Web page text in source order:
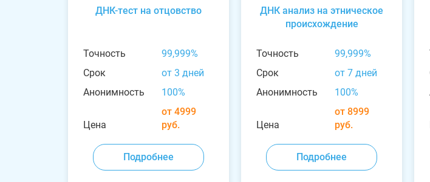
ДНК-тест на отцовство
Точность
99,999%
Срок
от 3 дней
Анонимность
100%
Цена
от 4999
руб.
Подробнее
ДНК анализ на этническое
происхождение
Точность
99,999%
Срок
от 7 дней
Анонимность
100%
Цена
от 8999
руб.
Подробнее